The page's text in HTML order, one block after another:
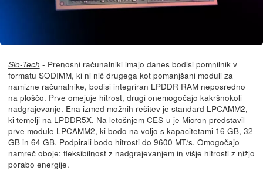
Slo-Tech - Prenosni računalniki imajo danes bodisi pomnilnik v
formatu SODIMM, ki ni nič drugega kot pomanjšani moduli za
namizne računalnike, bodisi integriran LPDDR RAM neposredno
na ploščo. Prve omejuje hitrost, drugi onemogočajo kakršnokoli
nadgrajevanje. Ena izmed možnih rešitev je standard LPCAMM2,
ki temelji na LPDDR5X. Na letošnjem CES-u je Micron predstavil
prve module LPCAMM2, ki bodo na voljo s kapacitetami 16 GB, 32
GB in 64 GB. Podpirali bodo hitrosti do 9600 MT/s. Omogočajo
namreč oboje: fleksibilnost z nadgrajevanjem in višje hitrosti z nižjo
porabo energije.